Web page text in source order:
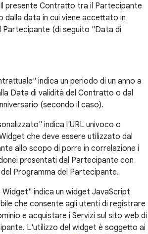
presente Contratto tra il Partecipante
dalla data in cui viene accettato in
(di seguito "Data di
indica un periodo di un anno a
Data di validità del Contratto o dal
(secondo il caso).
indica l'URL univoco o
che deve essere utilizzato dal
allo scopo di porre in correlazione i
presentati dal Partecipante con
Programma del Partecipante.
Widget" indica un widget JavaScript
che consente agli utenti di registrare
e acquistare i Servizi sul sito web di
L'utilizzo del widget è soggetto ai